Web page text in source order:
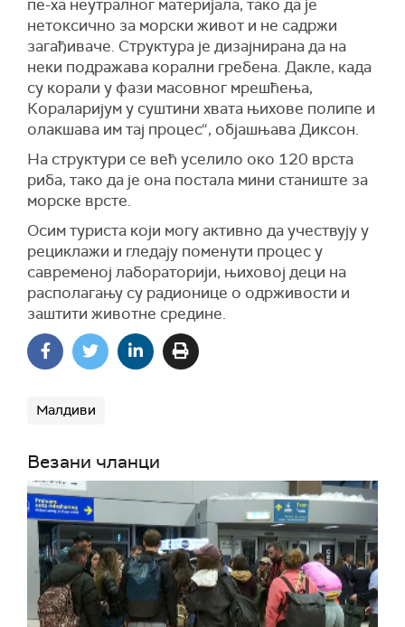
пе-ха неутралног материјала, тако да је
нетоксично за морски живот и не садржи
загађиваче. Структура је дизајнирана да на
неки подражава корални гребена. Дакле, када
су корали у фази масовног мрешћења,
Кораларијум у суштини хвата њихове полипе и
олакшава им тај процес“, објашњава Диксон.
На структури се већ уселило око 120 врста
риба, тако да је она постала мини станиште за
морске врсте.
Осим туриста који могу активно да учествују у
рециклажи и гледају поменути процес у
савременој лабораторији, њиховој деци на
располагању су радионице о одрживости и
заштити животне средине.
Малдиви
Везани чланци